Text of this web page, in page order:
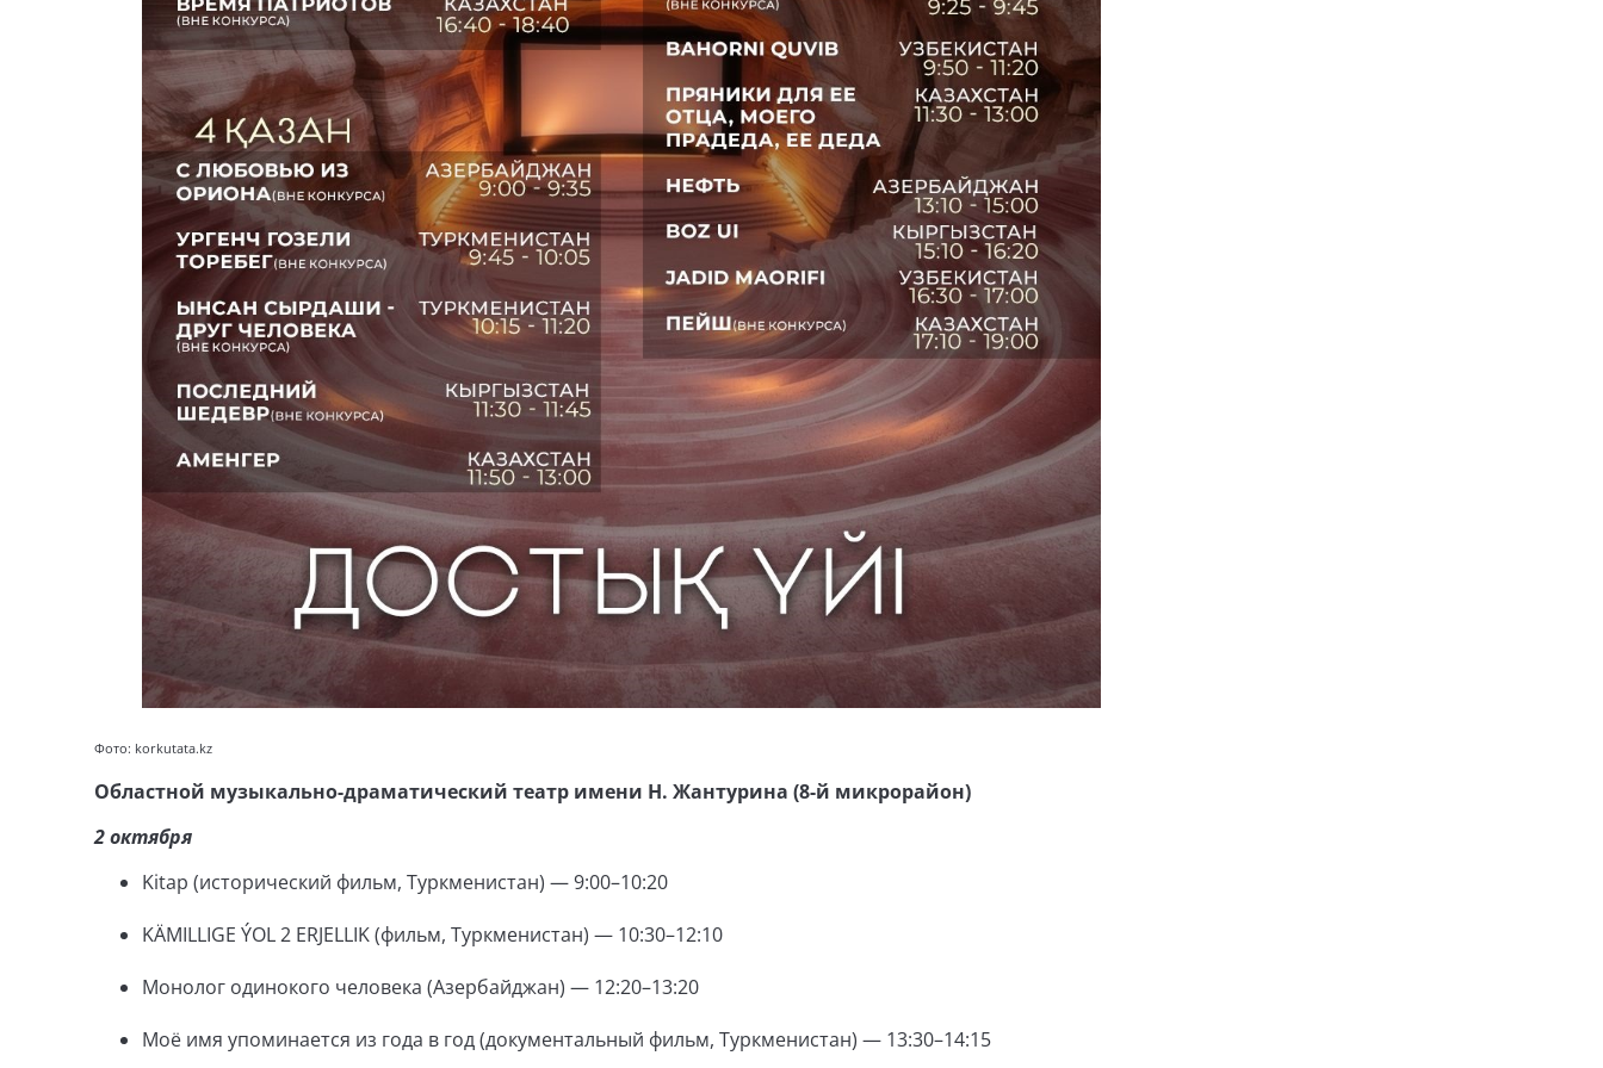
Фото: korkutata.kz
Областной музыкально-драматический театр имени Н. Жантурина (8-й микрорайон)
2 октября
Kitap (исторический фильм, Туркменистан) — 9:00–10:20
KÄMILLIGE ÝOL 2 ERJELLIK (фильм, Туркменистан) — 10:30–12:10
Монолог одинокого человека (Азербайджан) — 12:20–13:20
Моё имя упоминается из года в год (документальный фильм, Туркменистан) — 13:30–14:15